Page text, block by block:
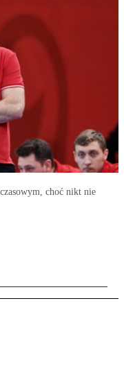
choć nikt nie